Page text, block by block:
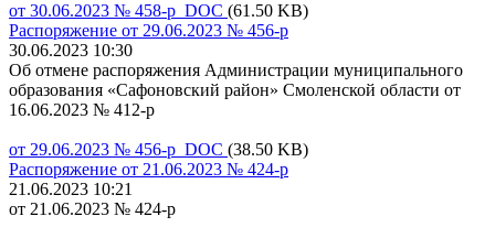
от 30.06.2023 № 458-р DOC (61.50 KB)
Распоряжение от 29.06.2023 № 456-р
30.06.2023 10:30
Об отмене распоряжения Администрации муниципального
образования «Сафоновский район» Смоленской области от
16.06.2023 № 412-р
от 29.06.2023 № 456-р DOC (38.50 KB)
Распоряжение от 21.06.2023 № 424-р
21.06.2023 10:21
от 21.06.2023 № 424-р